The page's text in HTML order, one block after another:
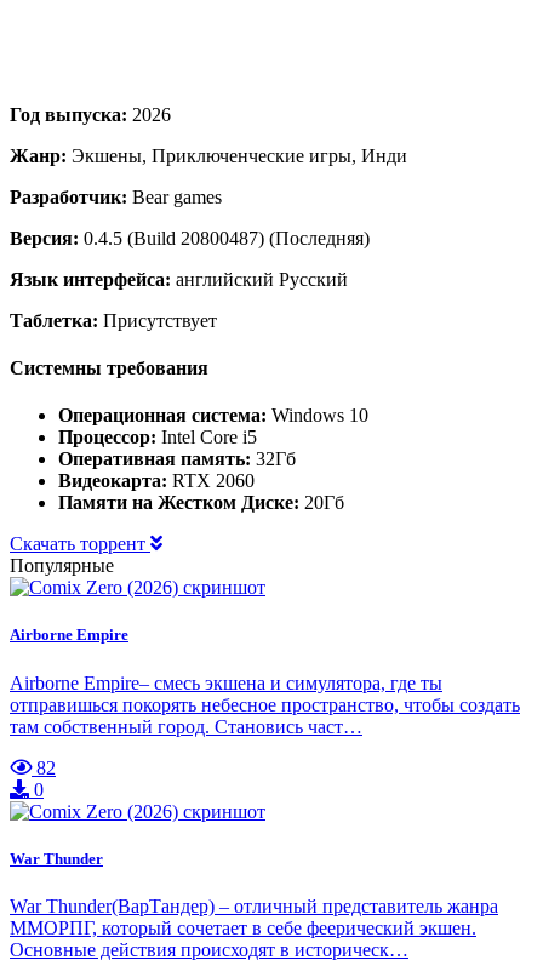
Год выпуска: 2026
Жанр: Экшены, Приключенческие игры, Инди
Разработчик: Bear games
Версия: 0.4.5 (Build 20800487) (Последняя)
Язык интерфейса: английский Русский
Таблетка: Присутствует
Системны требования
Операционная система: Windows 10
Процессор: Intel Core i5
Оперативная память: 32Гб
Видеокарта: RTX 2060
Памяти на Жестком Диске: 20Гб
Скачать торрент
Популярные
Airborne Empire
Airborne Empire– смесь экшена и симулятора, где ты
отправишься покорять небесное пространство, чтобы создать
там собственный город. Становись част…
82
0
War Thunder
War Thunder(ВарТандер) – отличный представитель жанра
ММОРПГ, который сочетает в себе феерический экшен.
Основные действия происходят в историческ…